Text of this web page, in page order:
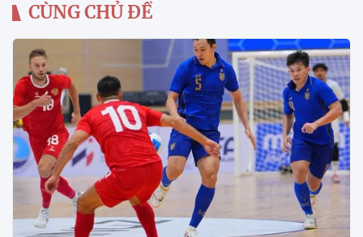
CÙNG CHỦ ĐỀ